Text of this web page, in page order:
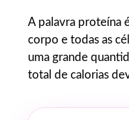
A palavra proteína
corpo e todas as
uma grande
total de calorias